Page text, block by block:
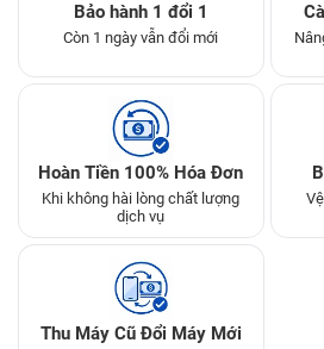
Bảo hành 1 đổi 1
Còn 1 ngày vẫn đổi mới
Hoàn Tiền 100% Hóa Đơn
Khi không hài lòng chất lượng
dịch vụ
Thu Máy Cũ Đổi Máy Mới